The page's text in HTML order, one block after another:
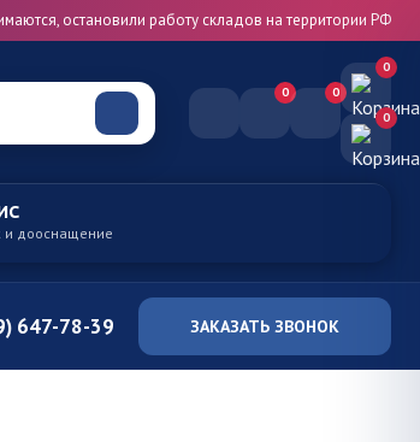
остановили работу складов на территории РФ
0 0
0
0
и дооснащение
647-78-39 ЗАКАЗАТЬ ЗВОНОК